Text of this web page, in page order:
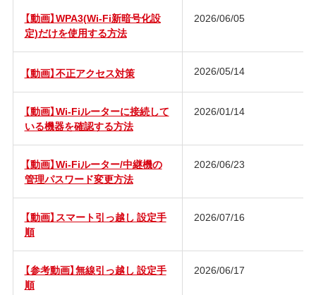
【動画】WPA3(Wi-Fi新暗号化設
定)だけを使用する方法
2026/06/05
【動画】不正アクセス対策 2026/05/14
【動画】Wi-Fiルーターに接続して
いる機器を確認する方法
2026/01/14
【動画】Wi-Fiルーター/中継機の
管理パスワード変更方法
2026/06/23
【動画】スマート引っ越し 設定手
順
2026/07/16
【参考動画】無線引っ越し 設定手
順
2026/06/17